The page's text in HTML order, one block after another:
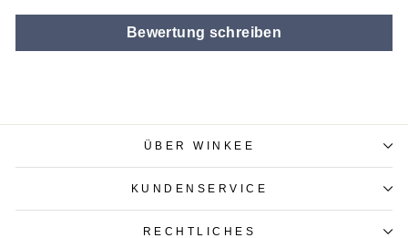
Bewertung schreiben
ÜBER WINKEE
KUNDENSERVICE
RECHTLICHES